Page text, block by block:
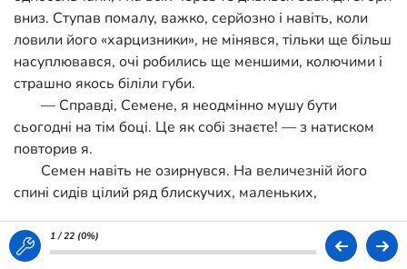
вниз. Ступав помалу, важко, серйозно і навіть, коли
ловили його «харцизники», не мінявся, тільки ще більш
насуплювався, очі робились ще меншими, колючими і
страшно якось біліли губи.
— Справді, Семене, я неодмінно мушу бути
сьогодні на тім боці. Це як собі знаєте! — з натиском
повторив я.
Семен навіть не озирнувся. На величезній його
спині сидів цілий ряд блискучих, маленьких,
поривчастий рух, вони спурхували і прудко літали над
спиною, неначе чайки в морі понад скелею. Потім знов
1 / 22 (0%)